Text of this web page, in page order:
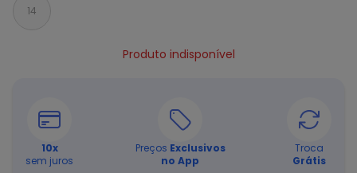
14
Produto indisponível
10x
sem juros
Preços Exclusivos
no App
Troca
Grátis